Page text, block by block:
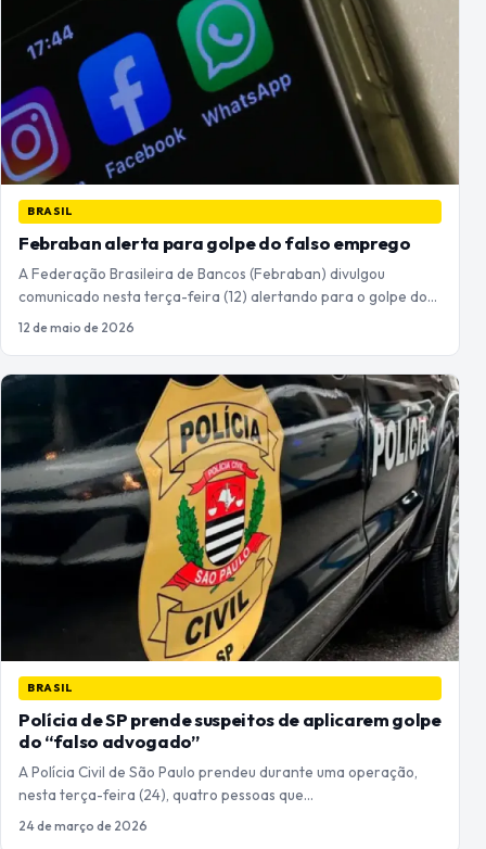
BRASIL
Febraban alerta para golpe do falso emprego
A Federação Brasileira de Bancos (Febraban) divulgou
comunicado nesta terça-feira (12) alertando para o golpe do…
12 de maio de 2026
BRASIL
Polícia de SP prende suspeitos de aplicarem golpe
do “falso advogado”
A Polícia Civil de São Paulo prendeu durante uma operação,
nesta terça-feira (24), quatro pessoas que…
24 de março de 2026